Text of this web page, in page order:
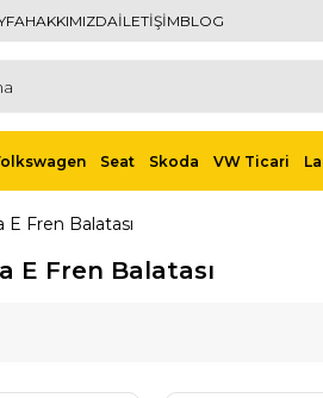
HAKKIMIZDAİLETİŞİMBLOG
Seat Skoda VW Ticari
E Fren Balatası
E Fren Balatası